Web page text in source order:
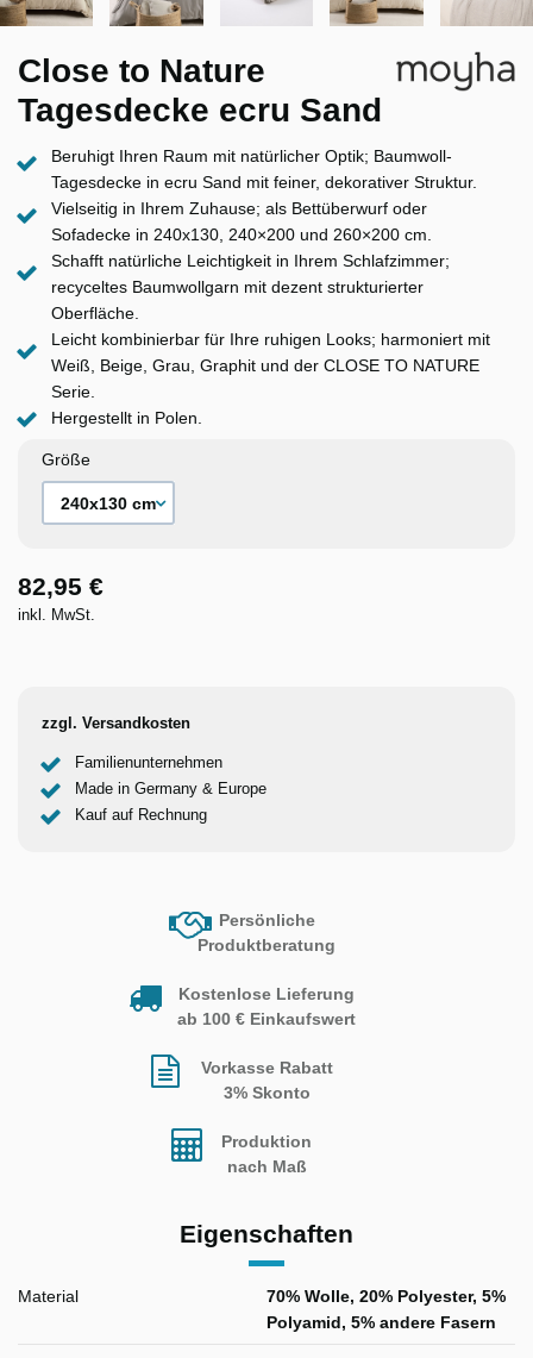
Close to Nature
Tagesdecke ecru Sand
Beruhigt Ihren Raum mit natürlicher Optik; Baumwoll-
Tagesdecke in ecru Sand mit feiner, dekorativer Struktur.
Vielseitig in Ihrem Zuhause; als Bettüberwurf oder
Sofadecke in 240x130, 240×200 und 260×200 cm.
Schafft natürliche Leichtigkeit in Ihrem Schlafzimmer;
recyceltes Baumwollgarn mit dezent strukturierter
Oberfläche.
Leicht kombinierbar für Ihre ruhigen Looks; harmoniert mit
Weiß, Beige, Grau, Graphit und der CLOSE TO NATURE
Serie.
Hergestellt in Polen.
Größe
82,95 €
inkl. MwSt.
zzgl. Versandkosten
Familienunternehmen
Made in Germany & Europe
Kauf auf Rechnung
Persönliche
Produktberatung
Kostenlose Lieferung
ab 100 € Einkaufswert
Vorkasse Rabatt
3% Skonto
Produktion
nach Maß
Eigenschaften
Material
70% Wolle, 20% Polyester, 5%
Polyamid, 5% andere Fasern